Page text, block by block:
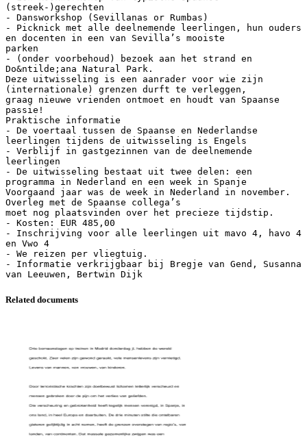
(streek-)gerechten
- Dansworkshop (Sevillanas or Rumbas)
- Picknick met alle deelnemende leerlingen, hun ouders
en docenten in een van Sevilla’s mooiste
parken
- (onder voorbehoud) bezoek aan het strand en
Do&ntilde;ana Natural Park.
Deze uitwisseling is een aanrader voor wie zijn
(internationale) grenzen durft te verleggen,
graag nieuwe vrienden ontmoet en houdt van Spaanse
passie!
Praktische informatie
- De voertaal tussen de Spaanse en Nederlandse
leerlingen tijdens de uitwisseling is Engels
- Verblijf in gastgezinnen van de deelnemende
leerlingen
- De uitwisseling bestaat uit twee delen: een
programma in Nederland en een week in Spanje
Voorgaand jaar was de week in Nederland in november.
Overleg met de Spaanse collega’s
moet nog plaatsvinden over het precieze tijdstip.
- Kosten: EUR 485,00
- Inschrijving voor alle leerlingen uit mavo 4, havo 4
en Vwo 4
- We reizen per vliegtuig.
- Informatie verkrijgbaar bij Bregje van Gend, Susanna
Related documents